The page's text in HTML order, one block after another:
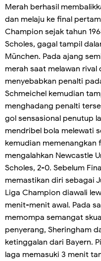
Merah berhasil
dan melaju ke final
Champion sejak tahun
Scholes, gagal tampil
München. Pada ajang
merah saat melawan
menyebabkan penalti
Schmeichel kemudian
menghadang penalti
gol sensasional penutup
mendribel bola melewati
kemudian memenangkan
mengalahkan Newcastle
Scholes, 2-0. Sebelum
memastikan diri sebagai
Liga Champion diawali
menit-menit awal. Pada
memompa semangat
penyerang, Sheringham
ketinggalan dari Bayern.
laga memasuki 3 menit